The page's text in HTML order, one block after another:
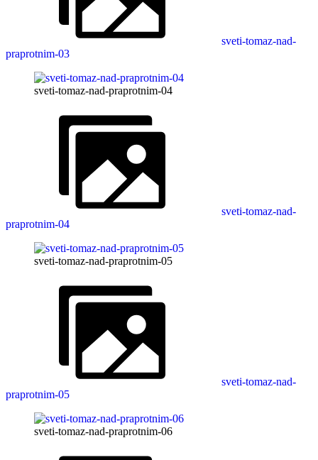
sveti-tomaz-nad-
praprotnim-03
sveti-tomaz-nad-praprotnim-04
sveti-tomaz-nad-
praprotnim-04
sveti-tomaz-nad-praprotnim-05
sveti-tomaz-nad-
praprotnim-05
sveti-tomaz-nad-praprotnim-06